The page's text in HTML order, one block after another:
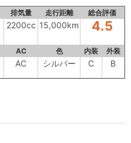
排気量 走行距離 総合評価
2200cc 15,000km 4.5
AC 色 内装 外装
AC シルバー C B